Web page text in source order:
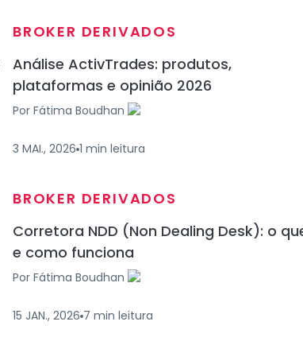
BROKER DERIVADOS
Análise ActivTrades: produtos,
plataformas e opinião 2026
Por Fátima Boudhan
3 MAI., 2026 1 min leitura
BROKER DERIVADOS
Corretora NDD (Non Dealing Desk): o
e como funciona
Por Fátima Boudhan
15 JAN., 2026 7 min leitura